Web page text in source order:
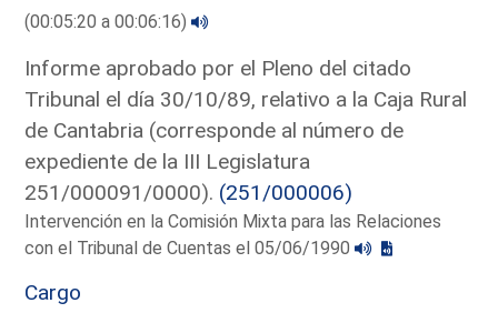
(00:05:20 a 00:06:16)
Informe aprobado por el Pleno del citado
Tribunal el día 30/10/89, relativo a la Caja Rural
de Cantabria (corresponde al número de
expediente de la III Legislatura
251/000091/0000). (251/000006)
Intervención en la Comisión Mixta para las Relaciones
con el Tribunal de Cuentas el 05/06/1990
Cargo